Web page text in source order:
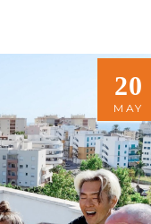
20
MAY
20
MAY